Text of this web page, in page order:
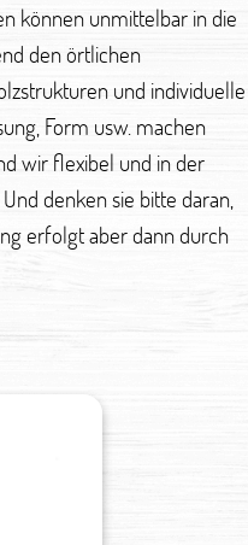
können unmittelbar in die
den örtlichen
und individuelle
Form usw. machen
wir flexibel und in der
denken sie bitte daran,
erfolgt aber dann durch